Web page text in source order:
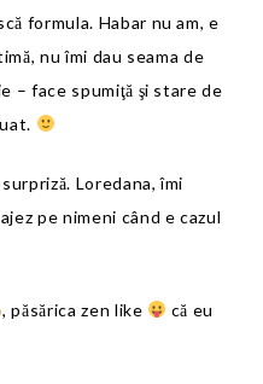
formula. Habar nu am, e
nu îmi dau seama de
– face spumiţă şi stare de
Loredana, îmi
pe nimeni când e cazul
, păsărica zen like
că eu